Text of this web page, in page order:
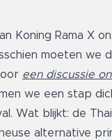
Koning Rama X
moeten we
een discussie
we een stap
Wat blijkt: de
alternative